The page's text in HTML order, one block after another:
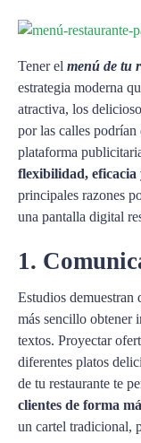
Tener el menú de tu
estrategia moderna
atractiva, los
por las calles podrían
plataforma
flexibilidad, eficacia
principales razones
una pantalla digital
1.
Estudios demuestran
más sencillo obtener
textos. Proyectar
diferentes platos
de tu restaurante te
clientes de forma
un cartel tradicional,